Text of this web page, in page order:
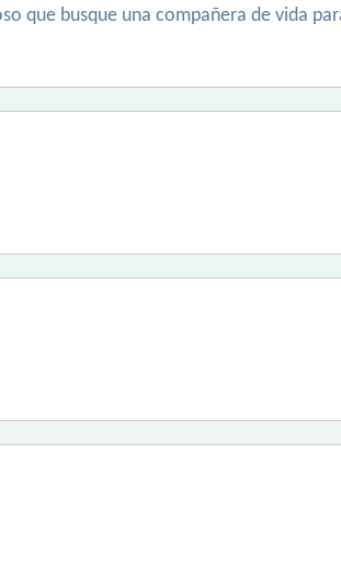
que busque una compañera de vida